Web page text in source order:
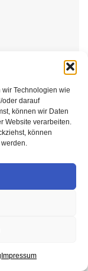
Technologien wie
oder darauf
können wir Daten
Website verarbeiten.
können
Impressum
sie